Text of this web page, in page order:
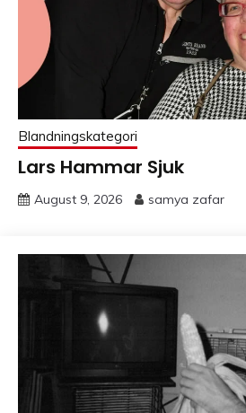
Blandningskategori
Lars Hammar Sjuk
August 9, 2026 samya zafar